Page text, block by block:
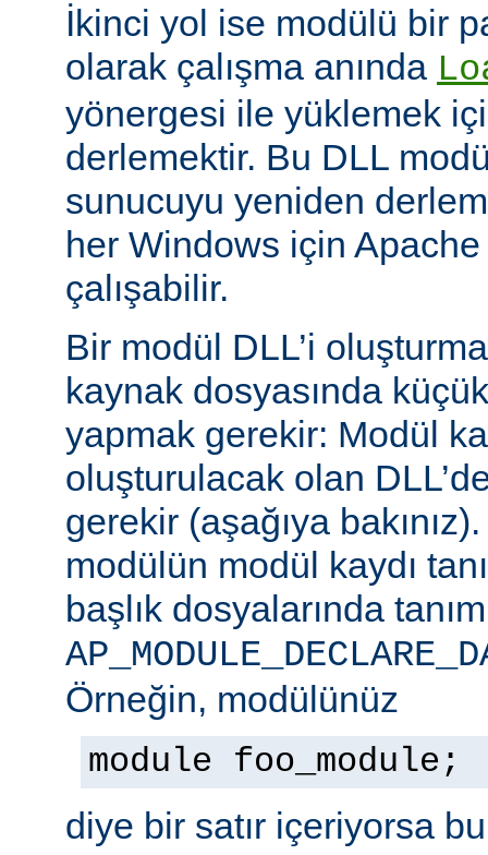
İkinci yol ise modülü bir
olarak çalışma anında
yönergesi ile yüklemek
derlemektir. Bu DLL
sunucuyu yeniden
her Windows için
çalışabilir.
Bir modül DLL’i
kaynak dosyasında
yapmak gerekir: Modül
oluşturulacak olan
gerekir (aşağıya
modülün modül kaydı
başlık dosyalarında
Örneğin, modülünüz
module foo_module;
diye bir satır içeriyorsa